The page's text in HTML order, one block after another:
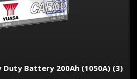
Duty Battery 200Ah (1050A) (3)